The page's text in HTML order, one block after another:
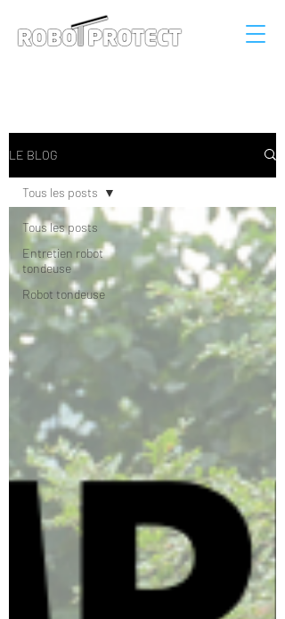
LE BLOG
Tous les posts
Entretien robot
tondeuse
Robot tondeuse
Tous les posts